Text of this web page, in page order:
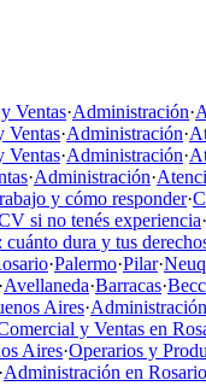
Ventas·Administración·
Ventas·Administración·
Ventas·Administración·
·Administración·
y cómo responder·
si no tenés experiencia·
dura y tus
·Palermo·Pilar·
·Avellaneda·Barracas·
Aires·
y Ventas en
Aires·Operarios y
·Administración en Rosario